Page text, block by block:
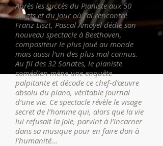
Après les succès du Pianiste aux 50
doigts et du Jour où j’ai rencontré
Franz Liszt, Pascal Amoyel dédie son
nouveau spectacle à Beethoven,
compositeur le plus joué au monde
mais aussi l'un des plus mal connus.
Au fil des 32 Sonates, le pianiste
comédien mène une enquête
palpitante et décode ce chef-d’œuvre
absolu du piano, véritable journal
d’une vie. Ce spectacle révèle le visage
secret de l’homme qui, alors que la vie
lui refusait la joie, parvint à l’incarner
dans sa musique pour en faire don à
l’humanité...